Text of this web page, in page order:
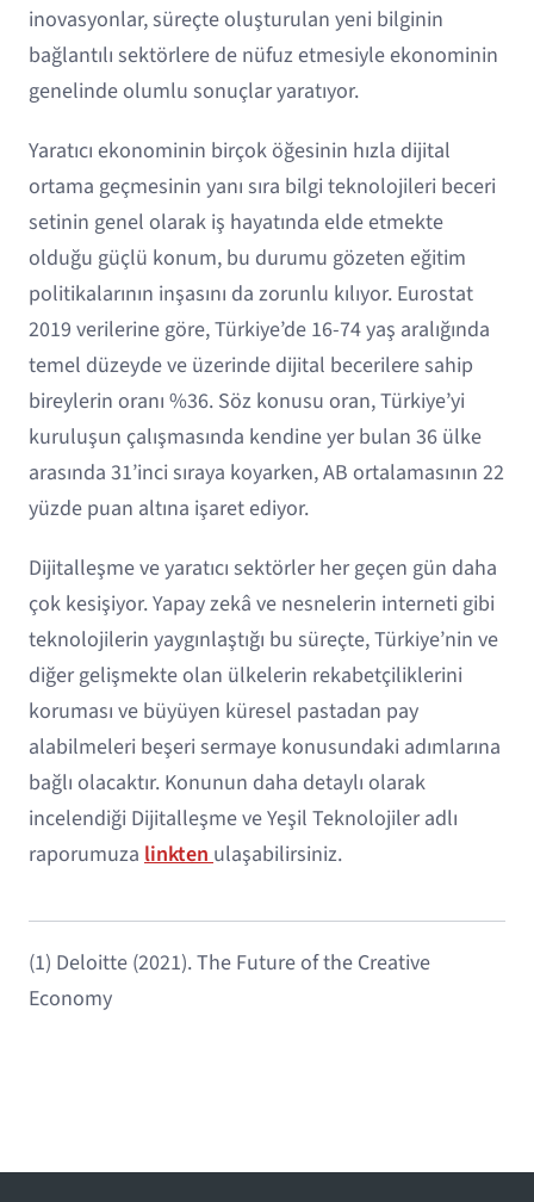
inovasyonlar, süreçte oluşturulan yeni bilginin
bağlantılı sektörlere de nüfuz etmesiyle ekonominin
genelinde olumlu sonuçlar yaratıyor.
Yaratıcı ekonominin birçok öğesinin hızla dijital
ortama geçmesinin yanı sıra bilgi teknolojileri beceri
setinin genel olarak iş hayatında elde etmekte
olduğu güçlü konum, bu durumu gözeten eğitim
politikalarının inşasını da zorunlu kılıyor. Eurostat
2019 verilerine göre, Türkiye’de 16-74 yaş aralığında
temel düzeyde ve üzerinde dijital becerilere sahip
bireylerin oranı %36. Söz konusu oran, Türkiye’yi
kuruluşun çalışmasında kendine yer bulan 36 ülke
arasında 31’inci sıraya koyarken, AB ortalamasının 22
yüzde puan altına işaret ediyor.
Dijitalleşme ve yaratıcı sektörler her geçen gün daha
çok kesişiyor. Yapay zekâ ve nesnelerin interneti gibi
teknolojilerin yaygınlaştığı bu süreçte, Türkiye’nin ve
diğer gelişmekte olan ülkelerin rekabetçiliklerini
koruması ve büyüyen küresel pastadan pay
alabilmeleri beşeri sermaye konusundaki adımlarına
bağlı olacaktır. Konunun daha detaylı olarak
incelendiği Dijitalleşme ve Yeşil Teknolojiler adlı
raporumuza linkten ulaşabilirsiniz.
(1) Deloitte (2021). The Future of the Creative
Economy